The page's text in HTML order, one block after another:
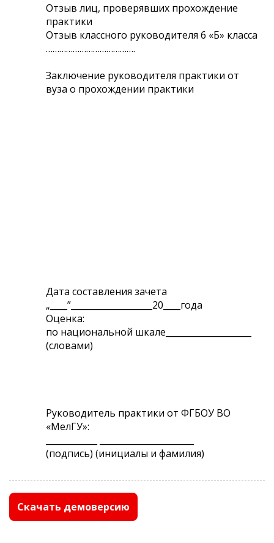
Отзыв лиц, проверявших прохождение
практики
Отзыв классного руководителя 6 «Б» класса
………………………………….
Заключение руководителя практики от
вуза о прохождении практики
Дата составления зачета
„____”___________________20____года
Оценка:
по национальной шкале____________________
(словами)
Руководитель практики от ФГБОУ ВО
«МелГУ»:
(подпись) (инициалы и фамилия)
Скачать демоверсию